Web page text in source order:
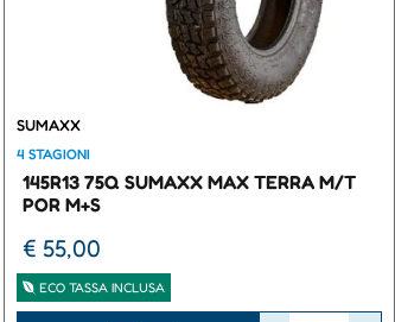
SUMAXX
4 STAGIONI
145R13 75Q SUMAXX MAX TERRA M/T
POR M+S
€ 55,00
ECO TASSA INCLUSA